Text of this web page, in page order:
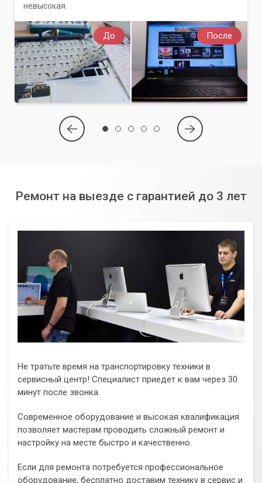
До После
невысокая.
Ремонт на выезде с гарантией до 3 лет
Не тратьте время на транспортировку техники в
сервисный центр! Специалист приедет к вам через 30
минут после звонка.
Современное оборудование и высокая квалификация
позволяет мастерам проводить сложный ремонт и
настройку на месте быстро и качественно.
Если для ремонта потребуется профессиональное
оборудование, бесплатно доставим технику в сервис и